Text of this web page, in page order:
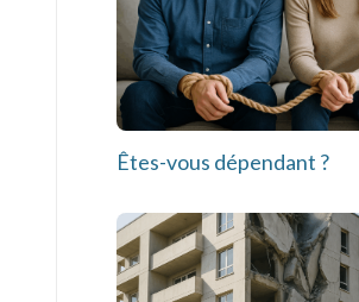
Êtes-vous dépendant ?